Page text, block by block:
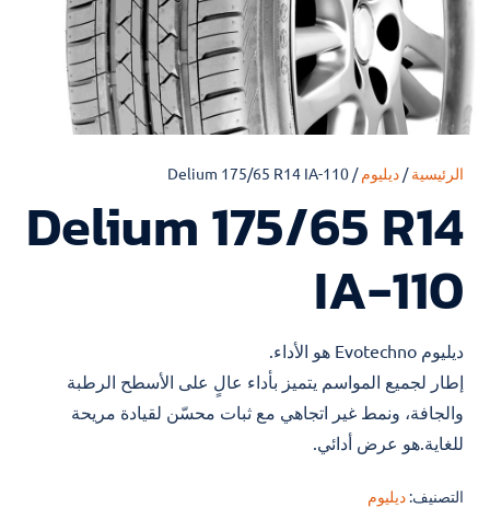
الرئيسية/ ديليوم / Delium 175/65 R14 IA-110
Delium 175/65 R14
IA-110
ديليوم Evotechno هو الأداء.
إطار لجميع المواسم يتميز بأداء عالٍ على الأسطح الرطبة
والجافة، ونمط غير اتجاهي مع ثبات محسّن لقيادة مريحة
للغاية.هو عرض أدائي.
التصنيف: ديليوم